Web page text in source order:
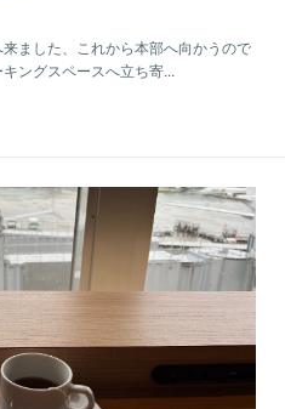
ました、これから本部へ向かうので
ングスペースへ立ち寄...